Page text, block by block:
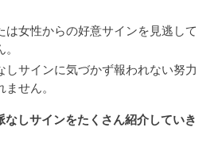
は女性からの好意サインを見逃して
しサインに気づかず報われない努力
せん。
しサインをたくさん紹介していき